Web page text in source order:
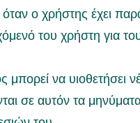
ο χρήστης έχει
του χρήστη για
μπορεί να
σε αυτόν τα